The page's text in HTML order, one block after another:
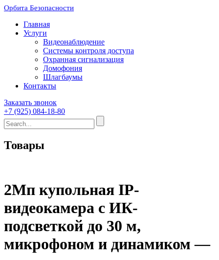
Орбита Безопасности
Главная
Услуги
Видеонаблюдение
Системы контроля доступа
Охранная сигнализация
Домофония
Шлагбаумы
Контакты
Заказать звонок
+7 (925) 084-18-80
Товары
2Мп купольная IP-
видеокамера с ИК-
подсветкой до 30 м,
микрофоном и динамиком —